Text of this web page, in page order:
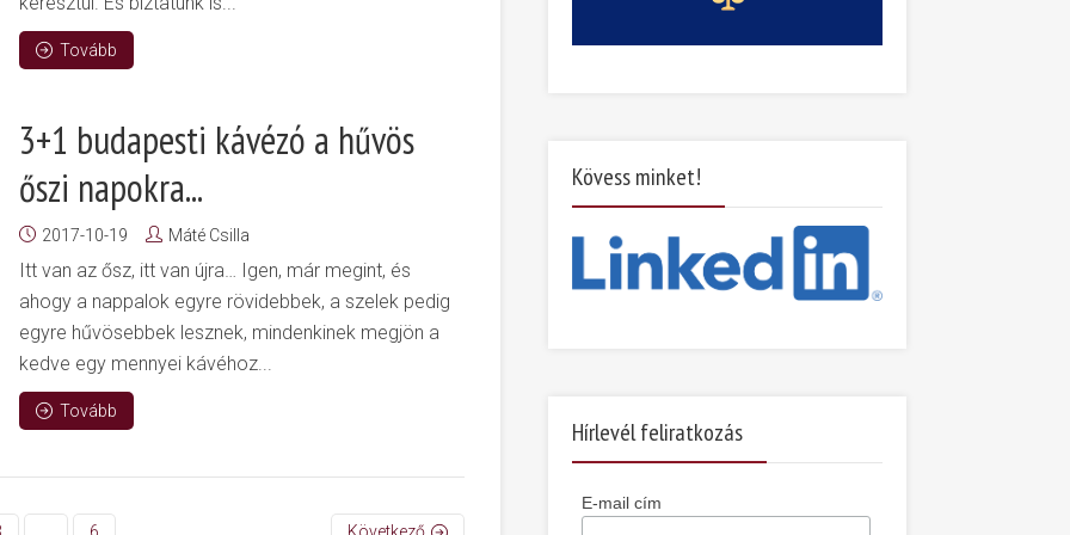
Tovább
3+1 budapesti kávézó a hűvös
őszi napokra...
2017-10-19 Máté Csilla
Itt van az ősz, itt van újra… Igen, már megint, és
ahogy a nappalok egyre rövidebbek, a szelek pedig
egyre hűvösebbek lesznek, mindenkinek megjön a
kedve egy mennyei kávéhoz...
Tovább
Kövess minket!
Hírlevél feliratkozás
E-mail cím